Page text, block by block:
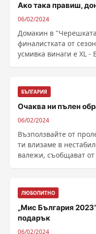
Ако така правиш,
06/02/2024
Домакин в
финалистката от
усмивка винаги е XL -
БЪЛГАРИЯ
Очаква ни пълен
06/02/2024
Възползвайте от
ти влизаме в
ЛЮБОПИТНО
„Мис България
подарък
06/02/2024